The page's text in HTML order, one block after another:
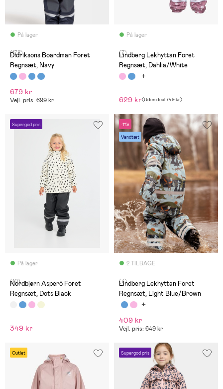
På lager
(178)
Didriksons Boardman Foret
Regnsæt, Navy
679 kr
Vejl. pris: 699 kr
På lager
(7)
Lindberg Lekhyttan Foret
Regnsæt, Dahlia/White
629 kr(Uden deal749 kr)
Supergod pris
På lager
(10)
Nordbjørn Asperö Foret
Regnsæt, Dots Black
349 kr
-11%
Vandtæt
2 TILBAGE
(7)
Lindberg Lekhyttan Foret
Regnsæt, Light Blue/Brown
409 kr
Vejl. pris: 649 kr
Outlet Supergod pris